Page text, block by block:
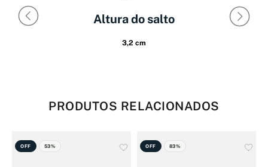
Altura do salto
3,2 cm
PRODUTOS RELACIONADOS
OFF 53% OFF 83%